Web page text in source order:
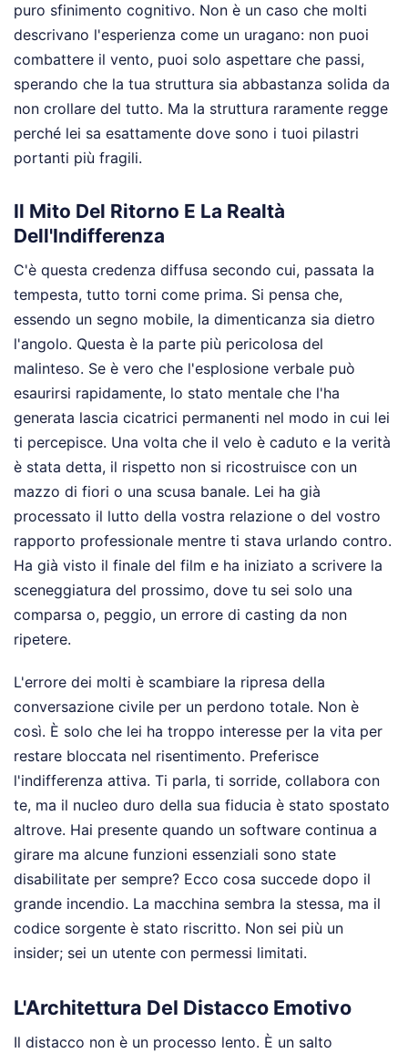
puro sfinimento cognitivo. Non è un caso che molti
descrivano l'esperienza come un uragano: non puoi
combattere il vento, puoi solo aspettare che passi,
sperando che la tua struttura sia abbastanza solida da
non crollare del tutto. Ma la struttura raramente regge
perché lei sa esattamente dove sono i tuoi pilastri
portanti più fragili.
Il Mito Del Ritorno E La Realtà
Dell'Indifferenza
C'è questa credenza diffusa secondo cui, passata la
tempesta, tutto torni come prima. Si pensa che,
essendo un segno mobile, la dimenticanza sia dietro
l'angolo. Questa è la parte più pericolosa del
malinteso. Se è vero che l'esplosione verbale può
esaurirsi rapidamente, lo stato mentale che l'ha
generata lascia cicatrici permanenti nel modo in cui lei
ti percepisce. Una volta che il velo è caduto e la verità
è stata detta, il rispetto non si ricostruisce con un
mazzo di fiori o una scusa banale. Lei ha già
processato il lutto della vostra relazione o del vostro
rapporto professionale mentre ti stava urlando contro.
Ha già visto il finale del film e ha iniziato a scrivere la
sceneggiatura del prossimo, dove tu sei solo una
comparsa o, peggio, un errore di casting da non
ripetere.
L'errore dei molti è scambiare la ripresa della
conversazione civile per un perdono totale. Non è
così. È solo che lei ha troppo interesse per la vita per
restare bloccata nel risentimento. Preferisce
l'indifferenza attiva. Ti parla, ti sorride, collabora con
te, ma il nucleo duro della sua fiducia è stato spostato
altrove. Hai presente quando un software continua a
girare ma alcune funzioni essenziali sono state
disabilitate per sempre? Ecco cosa succede dopo il
grande incendio. La macchina sembra la stessa, ma il
codice sorgente è stato riscritto. Non sei più un
insider; sei un utente con permessi limitati.
L'Architettura Del Distacco Emotivo
Il distacco non è un processo lento. È un salto